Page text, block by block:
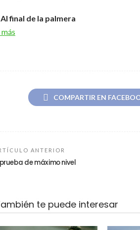
final de la palmera
COMPARTIR EN
ANTERIOR
de máximo nivel
te puede interesar